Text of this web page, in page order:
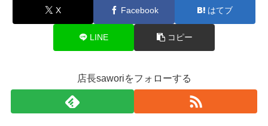
X Facebook はてブ
LINE コピー
店長saworiをフォローする